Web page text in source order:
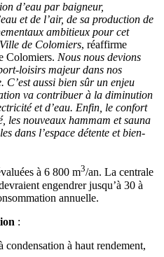
d’eau par baigneur,
et de l’air, de sa production de
ambitieux pour cet
de Colomiers, réaffirme
Colomiers. Nous nous devions
loisirs majeur dans nos
C’est aussi bien sûr un enjeu
va contribuer à la diminution
et d’eau. Enfin, le confort
les nouveaux hammam et sauna
dans l’espace détente et bien-
à 6 800 m3/an. La centrale
engendrer jusqu’à 30 à
annuelle.
:
à haut rendement,